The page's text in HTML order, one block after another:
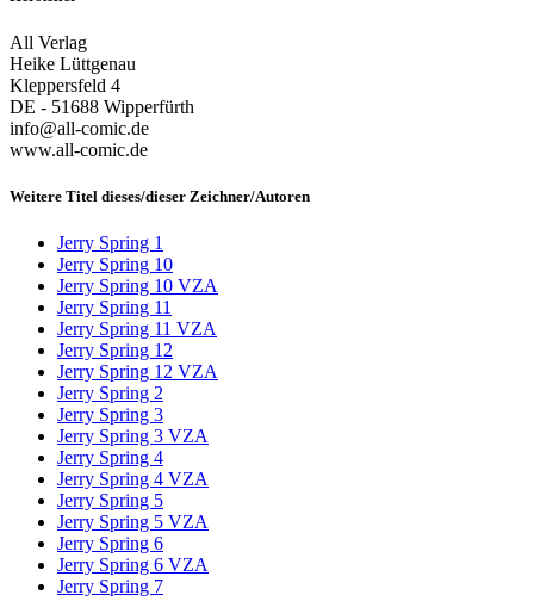
All Verlag
Heike Lüttgenau
Kleppersfeld 4
DE - 51688 Wipperfürth
info@all-comic.de
www.all-comic.de
Weitere Titel dieses/dieser Zeichner/Autoren
Jerry Spring 1
Jerry Spring 10
Jerry Spring 10 VZA
Jerry Spring 11
Jerry Spring 11 VZA
Jerry Spring 12
Jerry Spring 12 VZA
Jerry Spring 2
Jerry Spring 3
Jerry Spring 3 VZA
Jerry Spring 4
Jerry Spring 4 VZA
Jerry Spring 5
Jerry Spring 5 VZA
Jerry Spring 6
Jerry Spring 6 VZA
Jerry Spring 7